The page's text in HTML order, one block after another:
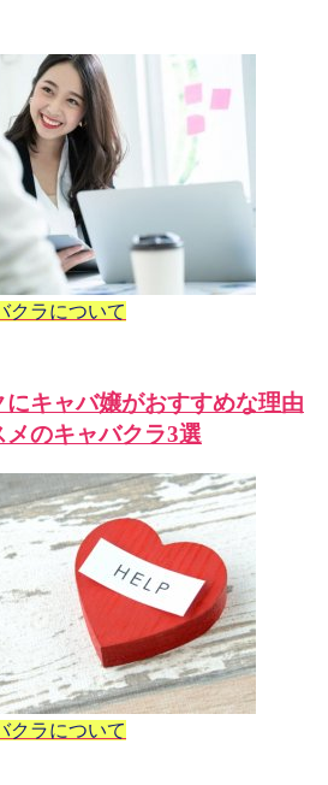
クラについて
キャバ嬢がおすすめな理由
メのキャバクラ3選
クラについて